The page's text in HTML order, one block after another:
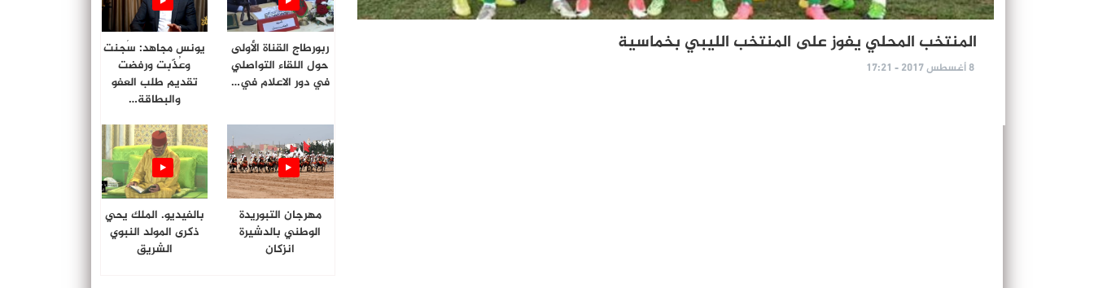
المنتخب المحلي يفوز على المنتخب الليبي بخماسية
8 أغسطس 2017 - 17:21
ربورطاج القناة الأولى
حول اللقاء التواصلي
في دور الاعلام في…
يونس مجاهد: سُجنت
وعُذّبت ورفضت
تقديم طلب العفو
والبطاقة…
مهرجان التبوريدة
الوطني بالدشيرة
انزكان
بالفيديو. الملك يحي
ذكرى المولد النبوي
الشريق